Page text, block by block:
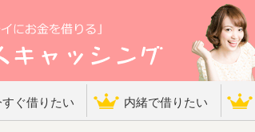
すぐ借りたい 内緒で借りたい